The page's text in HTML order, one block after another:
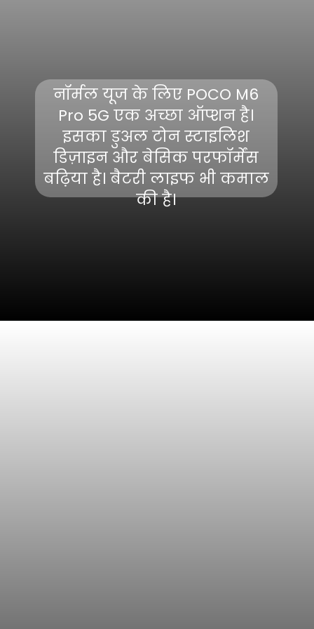
नॉर्मल यूज के लिए POCO M6
Pro 5G एक अच्छा ऑप्शन है।
इसका डुअल टोन स्टाइलिश
डिज़ाइन और बेसिक परफॉर्मेंस
बढ़िया है। बैटरी लाइफ भी कमाल
की है।